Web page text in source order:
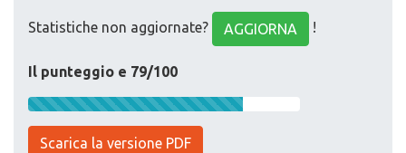
Statistiche non aggiornate? AGGIORNA !
Il punteggio e 79/100
Scarica la versione PDF